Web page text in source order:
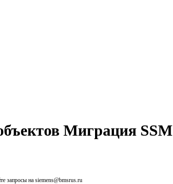
Миграция SSM
запросы на siemens@bmsrus.ru